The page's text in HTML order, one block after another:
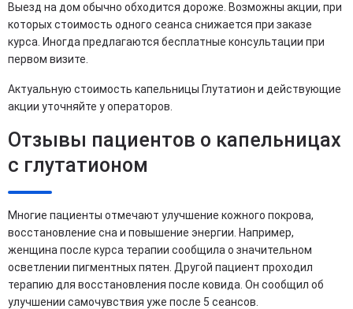
Выезд на дом обычно обходится дороже. Возможны акции, при
которых стоимость одного сеанса снижается при заказе
курса. Иногда предлагаются бесплатные консультации при
первом визите.
Актуальную стоимость капельницы Глутатион и действующие
акции уточняйте у операторов.
Отзывы пациентов о капельницах
с глутатионом
Многие пациенты отмечают улучшение кожного покрова,
восстановление сна и повышение энергии. Например,
женщина после курса терапии сообщила о значительном
осветлении пигментных пятен. Другой пациент проходил
терапию для восстановления после ковида. Он сообщил об
улучшении самочувствия уже после 5 сеансов.